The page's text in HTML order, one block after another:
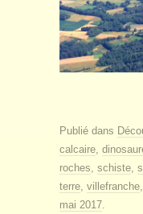
Publié dans
calcaire,
roches, schiste,
terre, villefranche,
mai 2017.